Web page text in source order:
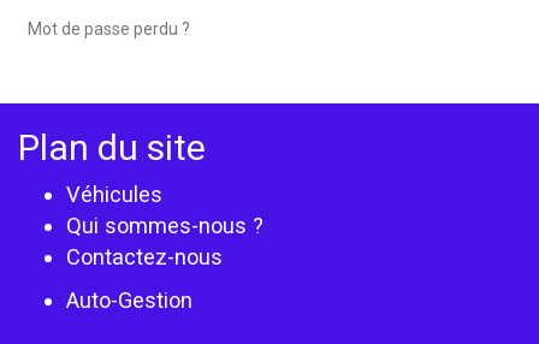
Mot de passe perdu ?
Plan du site
Véhicules
Qui sommes-nous ?
Contactez-nous
Auto-Gestion